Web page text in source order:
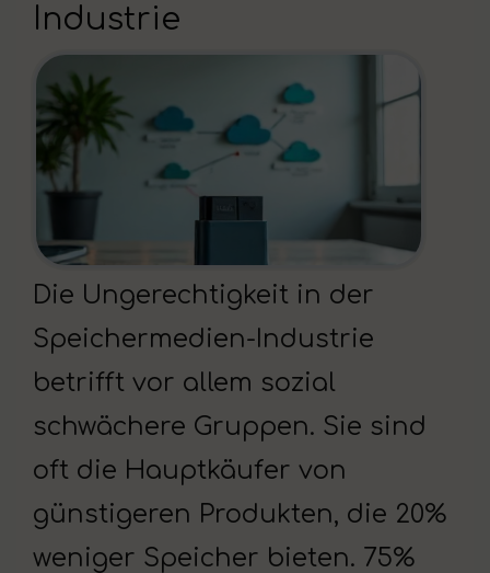
Industrie
Die Ungerechtigkeit in der
Speichermedien-Industrie
betrifft vor allem sozial
schwächere Gruppen. Sie sind
oft die Hauptkäufer von
günstigeren Produkten, die 20%
weniger Speicher bieten. 75%